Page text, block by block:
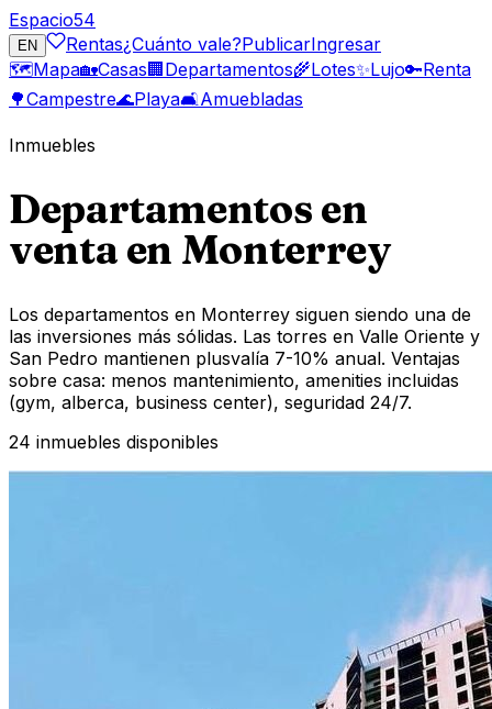
Espacio54
EN Rentas¿Cuánto vale?PublicarIngresar
🗺️Mapa🏡Casas 🏢 Departamentos🌾Lotes✨Lujo🔑Renta
🌳Campestre🌊Playa🛋️Amuebladas
Inmuebles
Departamentos en
venta en Monterrey
Los departamentos en Monterrey siguen siendo una de
las inversiones más sólidas. Las torres en Valle Oriente y
San Pedro mantienen plusvalía 7-10% anual. Ventajas
sobre casa: menos mantenimiento, amenities incluidas
(gym, alberca, business center), seguridad 24/7.
24 inmuebles disponibles